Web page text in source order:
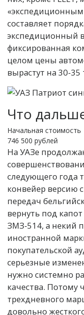
«экспедиционным
составляет
экспедиционный
фиксированная
целом цены
вырастут на 30-35
Что
Начальная стоимость
746 500 рублей
На УАЗе
следующего года
конвейер версию
передач
вернуть под
ЗМЗ-514, а некий
иностранной
покупательской
серьезные
нужно системно
качества. Потому
трехдневного
довольно